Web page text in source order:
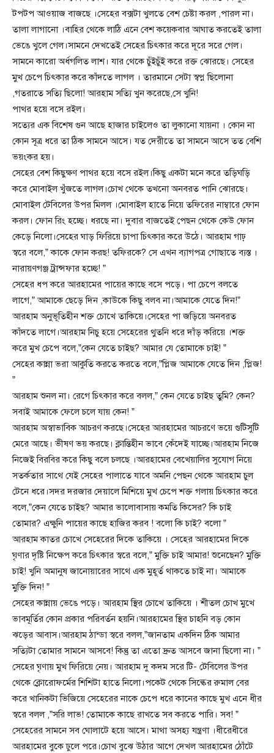
টপটপ আওয়াজ বাজছে ।সেহের বক্সটা খুলতে বেশ চেষ্টা করল ,পারল না।
তালা লাগানো ।বাহির থেকে লাঠি এনে বেশ কয়েকবার আঘাত করতেই তালা
ভেঙে খুলে গেল।সামনে দেখতেই সেহের চিৎকার করে দূরে সরে গেল।
সামনে কারো অর্ধগলিত লাশ। যার থেকে চুঁইচুঁই করে রক্ত ঝোরছে। সেহের
মুখ চেপে চিৎকার করে কাঁদতে লাগল । তারমানে সেটা স্বপ্ন ছিলোনা
,গতরাতে সত্যি ছিলো! আরহাম সত্যি খুন করেছে,সে খুনি!
পাথর হয়ে বসে রইল।
সত্যের এক বিশেষ গুন আছে হাজার চাইলেও তা লুকানো যায়না । কোন না
কোন সূত্র ধরে তা ঠিক সামনে আসে। যত দেরীতে তা সামনে আসে তত বেশি
ভয়ংকর হয়।
সেহের বেশ কিছুক্ষণ পাথর হয়ে বসে রইল।কিছু একটা মনে করে তড়িঘড়ি
করে মোবাইল খুঁজতে লাগল।চোখ থেকে তখনো অনবরত পানি ঝোরছে।
মোবাইল টেবিলের উপর মিলল ।মোবাইল হাতে নিয়ে তফিরের নাম্বারে ফোন
করল। ফোন রিং হচ্ছে। ধরছে না। দুবার বাজতেই পেছন থেকে কেউ ফোন
কেড়ে নিলো।সেহের ঘাড় ফিরিয়ে চাপা চিৎকার করে উঠে। আরহাম গাঢ়
স্বরে বলে,” কাকে ফোন করছ! তফিরকে? সে এখন ব্যাগপত্র গোছাতে ব্যস্ত ।
নারায়ণগঞ্জ ট্রান্সফার হচ্ছে! ”
সেহের ধপ করে আরহামের পায়ের কাছে বসে পড়ে। পা চেপে বলতে
লাগে,” আমাকে ছেড়ে দিন ,কাউকে কিছু বলব না।আমাকে যেতে দিন!”
আরহাম অনুভূতিহীন শক্ত চোখে তাকিয়ে।সেহের পা জড়িয়ে অনবরত
কাঁদতে লাগে।আরহাম নিচু হয়ে সেহেরের থুতনি ধরে দাঁড় করিয়ে ।শক্ত
করে মুখ চেপে বলে,”কেন যেতে চাইছ? আমার যে তোমাকে চাই! ”
সেহের কান্না ভরা আকুতি করতে করতে বলে,”প্লিজ আমাকে যেতে দিন ,প্লিজ!
”
আরহাম শুনল না। রেগে চিৎকার করে বলল,” কেন যেতে চাইছ তুমি? কেন?
সবাই আমাকে ফেলে চলে যায় কেন! ”
আরহাম অস্বাভাবিক আচরণ করছে।সেহের আরহামের আচরণে ভয়ে গুটিসুটি
মেরে আছে। ভীষণ ভয় করছে। ক্লান্তিহীন ভাবে কেঁদেই যাচ্ছে।আরহাম নিজে
নিজেই বিরবির করে কিছু বলে চলছে ।আরহামের বেখেয়ালির সুযোগ নিয়ে
সতর্কতার সাথে যেই সেহের পালাতে যাবে অমনি পেছন থেকে আরহাম চুল
টেনে ধরে।সদর দরজার দেয়ালে মিশিয়ে মুখ চেপে শক্ত গলায় চিৎকার করে
বলে,”কেন যেতে চাইছ? আমার ভালোবাসায় কমতি কিসের? কি চাই
তোমার? এক্ষুনি পায়ের কাছে হাজির করব ! বলো কি চাই? বলো ”
আরহাম কাতর চোখে সেহেরের দিকে তাকিয়ে । সেহের আরহামের দিকে
ঘৃণার দৃষ্টি নিক্ষেপ করে চিৎকার স্বরে বলে,” মুক্তি চাই আমার! শুনেছেন? মুক্তি
চাই! খুনি অমানুষ জানোয়ারের সাথে এক মুহূর্ত থাকতে চাই না। আমাকে
মুক্তি দিন! ”
সেহের কান্নায় ভেঙে পড়ে। আরহাম স্থির চোখে তাকিয়ে । শীতল চোখ মুখে
ভাবমূর্তির কোন প্রকার পরিবর্তন হয়নি।আরহামের স্থির চাহনি বড় কোন
ঝড়ের আবাস।আরহাম ঠান্ডা স্বরে বলল,”জানতাম একদিন ঠিক আমার
সত্যিটা তোমার সামনে আসবে! কিন্তু তা এতো দ্রুত আসবে জানা ছিলো না। ”
সেহের ঘৃণায় মুখ ফিরিয়ে নেয়। আরহাম দু কদম সরে টি- টেবিলের উপর
থেকে ক্লোরোফর্মের শিশিটা হাতে নিলো।পকেট থেকে সিল্কের রুমাল বের
করে খানিকটা ভিজিয়ে সেহেরের নাকে চেপে ধরে কানের কাছে মুখ এনে ধীর
স্বরে বলল ,”সরি লাভ! তোমাকে কাছে রাখতে সব করতে পারি। সব! ”
সেহেরের সামনে সব ঘোলাটে হয়ে আসে। মাথা অসহ্য যন্ত্রণা ।ধীরেধীরে
আরহামের বুকে ঢুলে পরে।চোখ বুঝে উঠার আগে দেখল আরহামের ঠোঁটে